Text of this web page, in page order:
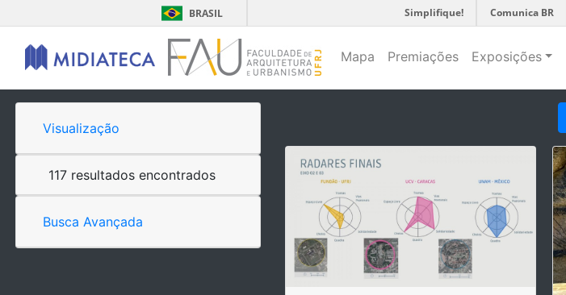
BRASIL Simplifique! Comunica BR
Mapa Premiações Exposições
Visualização
117 resultados encontrados
Busca Avançada